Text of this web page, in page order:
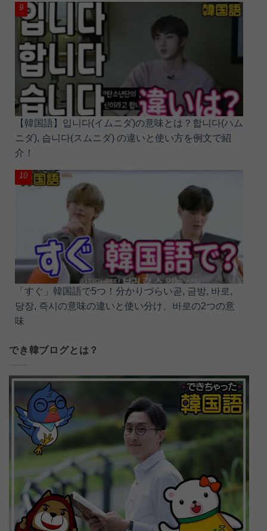
【韓国語】입니다(イムニダ)の意味とは？합니다(ハム
ニダ), 습니다(スムニダ) の違いと使い方を例文で紹
介！
「すぐ」韓国語で5つ！分かりづらい곧, 금방, 바로,
당장, 즉시の意味の違いと使い分け、바로の2つの意
味
でき韓ブログとは？